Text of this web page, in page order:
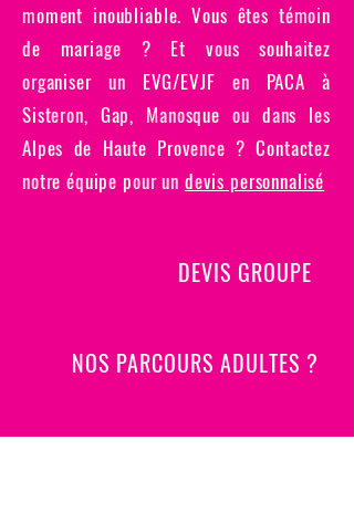
moment inoubliable. Vous êtes témoin
de mariage ? Et vous souhaitez
organiser un EVG/EVJF en PACA à
Sisteron, Gap, Manosque ou dans les
Alpes de Haute Provence ? Contactez
notre équipe pour un devis personnalisé
DEVIS GROUPE
NOS PARCOURS ADULTES ?